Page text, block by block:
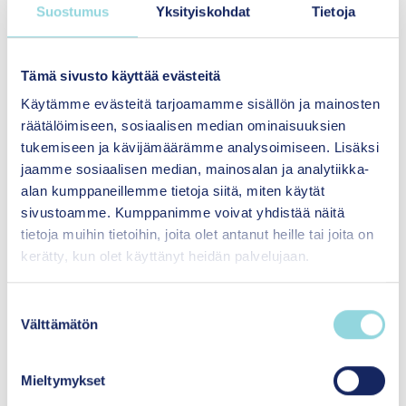
Suostumus Yksityiskohdat Tietoja
Tämä sivusto käyttää evästeitä
Käytämme evästeitä tarjoamamme sisällön ja mainosten
räätälöimiseen, sosiaalisen median ominaisuuksien
tukemiseen ja kävijämäärämme analysoimiseen. Lisäksi
jaamme sosiaalisen median, mainosalan ja analytiikka-
alan kumppaneillemme tietoja siitä, miten käytät
sivustoamme. Kumppanimme voivat yhdistää näitä
tietoja muihin tietoihin, joita olet antanut heille tai joita on
kerätty, kun olet käyttänyt heidän palvelujaan.
Välttämätön
Mieltymykset
Menetelmän vaikuttavuusarvio koostuu sekä
tehtyjen vaikuttavuustutkimusten
luotettavuuden arvioinnista. Voit tutustua osa-
alueiden arviointeihin tarkemmin sivun
seuraavissa osioissa.
Tutustu myösarviointiprosessiin ja
vaikuttavuusarvion tasoihin.
Takaisin menetelmäpankkiin